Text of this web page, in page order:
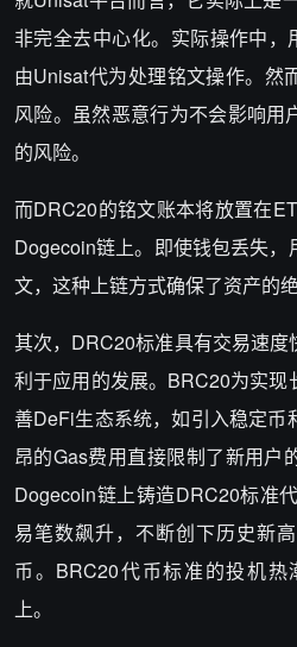
非完全去中心化。实际操作中，
由Unisat代为处理铭文操作。然
风险。虽然恶意行为不会影响用
的风险。
而DRC20的铭文账本将放置在
Dogecoin链上。即使钱包丢失
文，这种上链方式确保了资产的
其次，DRC20标准具有交易速
利于应用的发展。BRC20为实
善DeFi生态系统，如引入稳定币
昂的Gas费用直接限制了新用户
Dogecoin链上铸造DRC20标准
易笔数飙升，不断创下历史新
币。BRC20代币标准的投机
上。